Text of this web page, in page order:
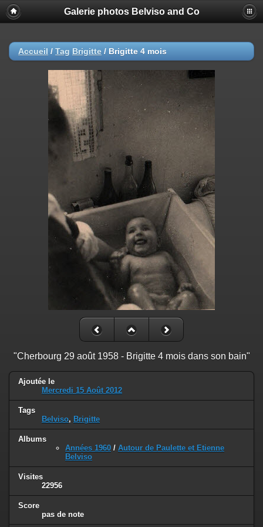
Galerie photos Belviso and Co
Accueil / Tag Brigitte / Brigitte 4 mois
"Cherbourg 29 août 1958 - Brigitte 4 mois dans son bain"
Ajoutée le
Mercredi 15 Août 2012
Tags
Belviso, Brigitte
Albums
Années 1960 / Autour de Paulette et Etienne
Belviso
Visites
22956
Score
pas de note